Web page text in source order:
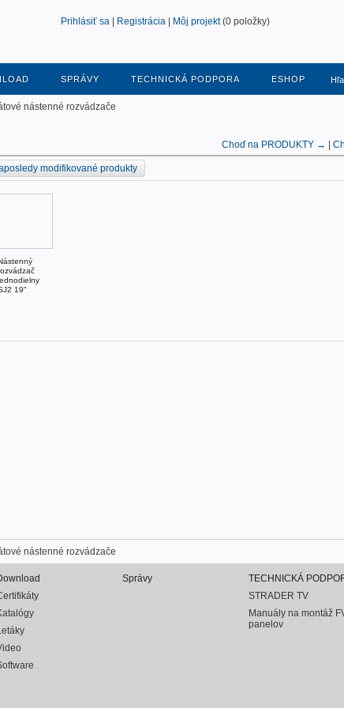
Prihlásiť sa Registrácia Môj projekt(0 položky)
SPRÁVY TECHNICKÁ PODPORA ESHOP
nástenné rozvádzače
Choď na PRODUKTY →
modifikované produkty
19"
nástenné rozvádzače
Správy
TECHNICKÁ
STRADER TV
Manuály na montáž
panelov